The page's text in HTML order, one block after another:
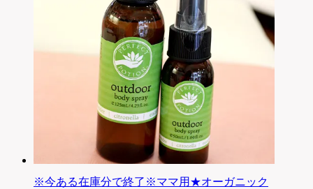
※今ある在庫分で終了※ママ用★オーガニック